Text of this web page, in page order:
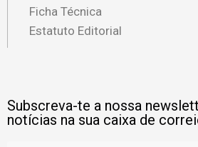
Ficha Técnica
Estatuto Editorial
Subscreva-te a nossa
notícias na sua caixa de